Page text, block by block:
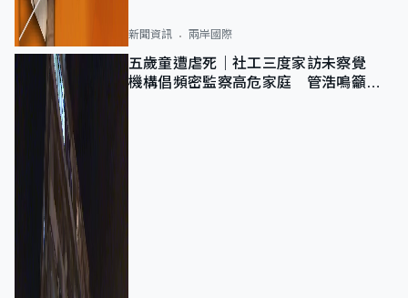
新聞資訊 兩岸國際
五歲童遭虐死｜社工三度家訪未察覺
機構倡頻密監察高危家庭 管浩鳴籲加